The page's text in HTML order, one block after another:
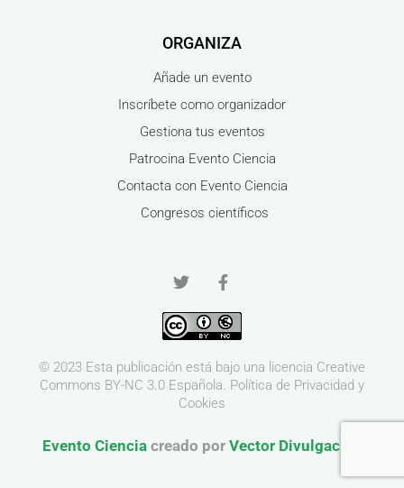
ORGANIZA
Añade un evento
Inscríbete como organizador
Gestiona tus eventos
Patrocina Evento Ciencia
Contacta con Evento Ciencia
Congresos científicos
© 2023 Esta publicación está bajo una licencia Creative
Commons BY-NC 3.0 Española. Política de Privacidad y
Cookies
Evento Cienciacreado por Vector Divulgación